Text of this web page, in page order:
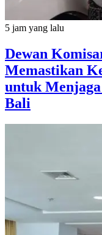
5 jam yang lalu
Dewan
Memastikan
untuk
Bali